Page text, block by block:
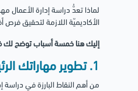
لماذا تعدُّ دراسة إدارة الأعمال
الأكاديميّة اللازمة لتحقيق
إليك هنا خمسة أسباب توضح لك
1. تطوير مهاراتك الرئيسيّة
من أهم النقاط البارزة في دراسة